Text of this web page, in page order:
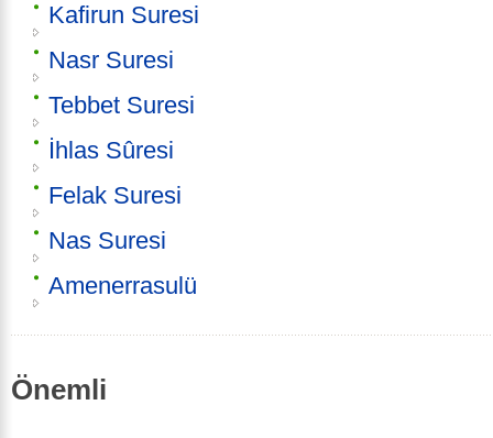
Kafirun Suresi
Nasr Suresi
Tebbet Suresi
İhlas Sûresi
Felak Suresi
Nas Suresi
Amenerrasulü
Önemli